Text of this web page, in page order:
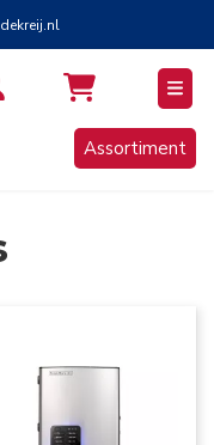
Inloggen / Aanmelden
Assortiment